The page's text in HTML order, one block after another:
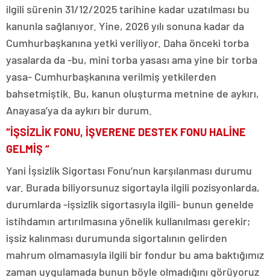
ilgili sürenin 31/12/2025 tarihine kadar uzatılması bu
kanunla sağlanıyor. Yine, 2026 yılı sonuna kadar da
Cumhurbaşkanına yetki veriliyor. Daha önceki torba
yasalarda da -bu, mini torba yasası ama yine bir torba
yasa- Cumhurbaşkanına verilmiş yetkilerden
bahsetmiştik. Bu, kanun oluşturma metnine de aykırı,
Anayasa’ya da aykırı bir durum.
“İŞSİZLİK FONU, İŞVERENE DESTEK FONU HALİNE
GELMİŞ “
Yani İşsizlik Sigortası Fonu’nun karşılanması durumu
var. Burada biliyorsunuz sigortayla ilgili pozisyonlarda,
durumlarda -işsizlik sigortasıyla ilgili- bunun genelde
istihdamın artırılmasına yönelik kullanılması gerekir;
işsiz kalınması durumunda sigortalının gelirden
mahrum olmamasıyla ilgili bir fondur bu ama baktığımız
zaman uygulamada bunun böyle olmadığını görüyoruz